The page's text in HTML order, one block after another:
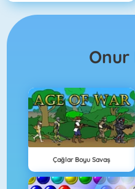
Onur
Çağlar Boyu Savaş